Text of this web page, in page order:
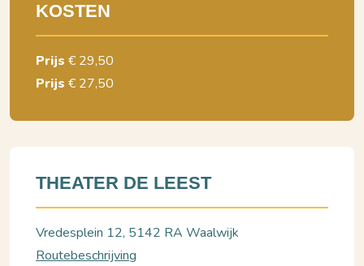
KOSTEN
Prijs € 29,50
Prijs € 27,50
THEATER DE LEEST
Vredesplein 12, 5142 RA Waalwijk
Routebeschrijving